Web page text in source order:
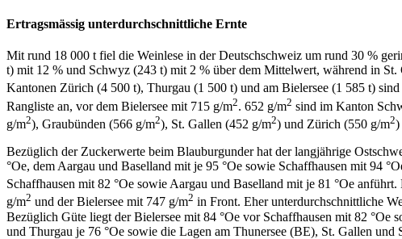
Ertragsmässig unterdurchschnittliche Ernte
Mit rund 18 000 t fiel die Weinlese in der Deutschschweiz um rund 30 %
t) mit 12 % und Schwyz (243 t) mit 2 % über dem Mittelwert, während in
Kantonen Zürich (4 500 t), Thurgau (1 500 t) und am Bielersee (1 585 t)
Rangliste an, vor dem Bielersee mit 715 g/m2. 652 g/m2 sind im Kanton
g/m2), Graubünden (566 g/m2), St. Gallen (452 g/m2) und Zürich (550 g/m2)
Bezüglich der Zuckerwerte beim Blauburgunder hat der langjährige
°Oe, dem Aargau und Baselland mit je 95 °Oe sowie Schaffhausen mit 94
Schaffhausen mit 82 °Oe sowie Aargau und Baselland mit je 81 °Oe
g/m2 und der Bielersee mit 747 g/m2 in Front. Eher unterdurchschnittliche
Bezüglich Güte liegt der Bielersee mit 84 °Oe vor Schaffhausen mit 82
und Thurgau je 76 °Oe sowie die Lagen am Thunersee (BE), St. Gallen und